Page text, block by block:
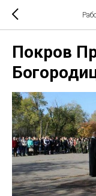
Покров